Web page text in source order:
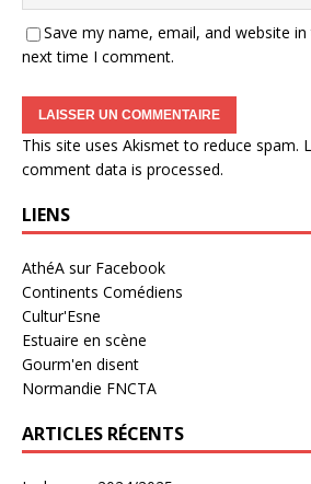
Save my name, email, and website
next time I comment.
This site uses Akismet to reduce spam.
comment data is processed.
LIENS
AthéA sur Facebook
Continents Comédiens
Cultur'Esne
Estuaire en scène
Gourm'en disent
Normandie FNCTA
ARTICLES RÉCENTS